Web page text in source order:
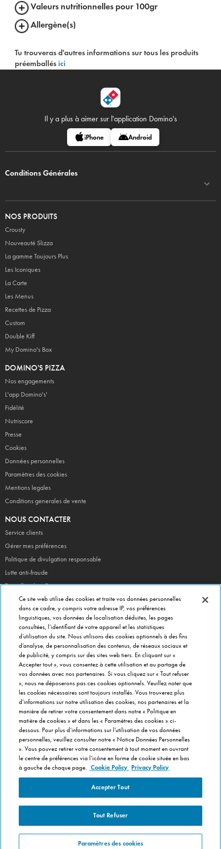
Valeurs nutritionnelles pour 100gr
Allergène(s)
Tu trouveras d'autres informations sur tous les produits
préemballés ici
Il y a plus à aimer sur l'application Domino's
iPhone Android
Conditions Générales
NOS PRODUITS
Crousty
Nouveauté Slizza
La gamme Toujours Plus
Les Iconiques
La Carte
Les Menus
Recettes de Pizza
Custom
Double Kiff
My Domino's Box
DOMINO'S PIZZA
Nos engagements
L'app Domino's'
Fidélité
Nutriscore
Presse
Cookies
Données personnelles
Paramètres des cookies
Mentions legales
Conditions generales de vente
NOUS CONTACTER
Service clients
Gérer mes préférences
Politique de divulgation responsable
Lutte anti-fraude
Travailler chez Dominos
Devenir Franchisé
EN CE MOMENT
Bouchées Doubles
Jours Fous
Domino's x Oasis x Spiderman
Nos opérations locales
PRÈS DE CHEZ VOUS
Pizzas Paris
Pizzas Lyon
Pizzas Marseille
Pizzas Lille
Pizzas Nantes
Pour votre santé, mangez au moins cinq fruits et légumes par jour
Ce site web utilise des cookies et traite vos données personnelles
dans ce cadre, y compris votre adresse IP, vos préférences
linguistiques, vos données de localisation déduites, les pages
consultées, l’identifiant de votre appareil et les statistiques
d’utilisation du site. Nous utilisons des cookies optionnels à des fins
d’analyse, de personnalisation des contenus, de réseaux sociaux et
de publicité, y compris sur des sites web tiers. En cliquant sur «
Accepter tout », vous consentez à cette utilisation et au partage de
vos données avec nos partenaires. Si vous cliquez sur « Tout refuser
», nous ne déposerons pas ces cookies optionnels. Veuillez noter que
les cookies nécessaires sont toujours installés. Vous trouverez plus
d’informations sur notre utilisation des cookies, nos partenaires et la
manière de retirer votre consentement dans notre « Politique en
matière de cookies » et dans les « Paramètres des cookies » ci-
dessous. Pour plus d’informations sur l’utilisation de vos données
personnelles, veuillez consulter notre « Notice Données Personnelles
». Vous pouvez retirer votre consentement à tout moment en ouvrant
le centre de préférences via l’icône en forme de cookie située en bas
à gauche de chaque page. Cookie Policy Privacy Policy
Accepter Tout
Tout Refuser
Paramètres des cookies